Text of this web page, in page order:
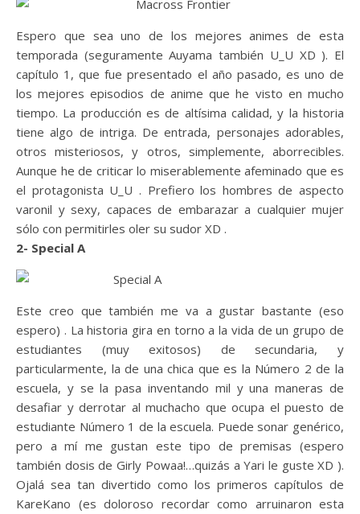
Espero que sea uno de los mejores animes de esta
temporada (seguramente Auyama también U_U XD ). El
capítulo 1, que fue presentado el año pasado, es uno de
los mejores episodios de anime que he visto en mucho
tiempo. La producción es de altísima calidad, y la historia
tiene algo de intriga. De entrada, personajes adorables,
otros misteriosos, y otros, simplemente, aborrecibles.
Aunque he de criticar lo miserablemente afeminado que es
el protagonista U_U . Prefiero los hombres de aspecto
varonil y sexy, capaces de embarazar a cualquier mujer
sólo con permitirles oler su sudor XD .
2- Special A
Este creo que también me va a gustar bastante (eso
espero) . La historia gira en torno a la vida de un grupo de
estudiantes (muy exitosos) de secundaria, y
particularmente, la de una chica que es la Número 2 de la
escuela, y se la pasa inventando mil y una maneras de
desafiar y derrotar al muchacho que ocupa el puesto de
estudiante Número 1 de la escuela. Puede sonar genérico,
pero a mí me gustan este tipo de premisas (espero
también dosis de Girly Powaa!…quizás a Yari le guste XD ).
Ojalá sea tan divertido como los primeros capítulos de
KareKano (es doloroso recordar como arruinaron esta